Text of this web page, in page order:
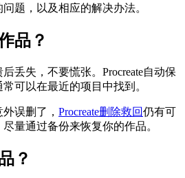
题，以及相应的解决办法。
品？
丢失，不要慌张。Procreate自动保
可以在最近的项目中找到。
误删了， Procreate删除救回仍有可
量通过备份来恢复你的作品。
？